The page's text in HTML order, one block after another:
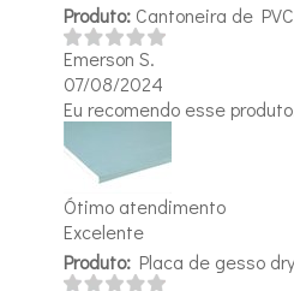
Produto:Cantoneira de
Emerson S.
07/08/2024
Eu recomendo esse
Ótimo atendimento
Excelente
Produto:Placa de gesso